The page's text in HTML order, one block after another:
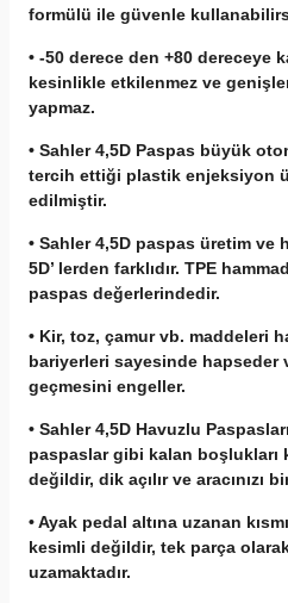
formülü ile güvenle
• -50 derece den +80 dereceye
kesinlikle etkilenmez ve
yapmaz.
• Sahler 4,5D Paspas büyük
tercih ettiği plastik enjeksiyon
edilmiştir.
• Sahler 4,5D paspas üretim ve
5D’ lerden farklıdır. TPE
paspas değerlerindedir.
• Kir, toz, çamur vb. maddeleri
bariyerleri sayesinde hapseder
geçmesini engeller.
• Sahler 4,5D Havuzlu
paspaslar gibi kalan boşlukları
değildir, dik açılır ve aracınızı
• Ayak pedal altına uzanan
kesimli değildir, tek parça
uzamaktadır.